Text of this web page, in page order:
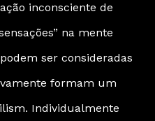
inconsciente de
na mente
ser consideradas
formam um
Individualmente